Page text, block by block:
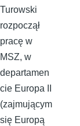
Turowski
rozpoczął
pracę w
MSZ, w
departamen
cie Europa II
(zajmującym
się Europą